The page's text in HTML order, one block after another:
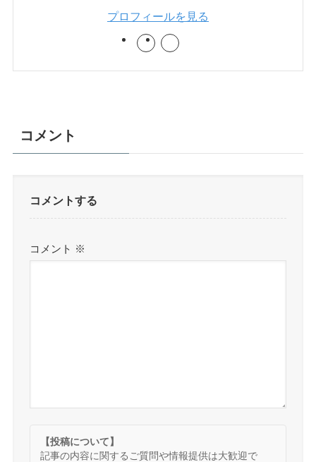
プロフィールを見る
コメント
コメントする
コメント ※
【投稿について】
記事の内容に関するご質問や情報提供は大歓迎で